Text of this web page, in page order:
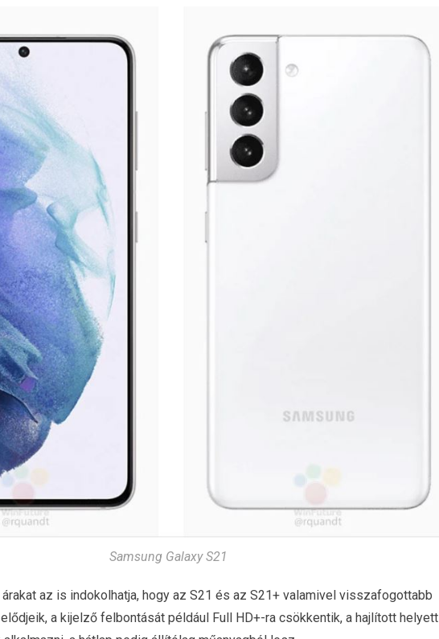
Samsung Galaxy S21
az is indokolhatja, hogy az S21 és az S21+ valamivel visszafogottabb
a kijelző felbontását például Full HD+-ra csökkentik, a hajlított helyett